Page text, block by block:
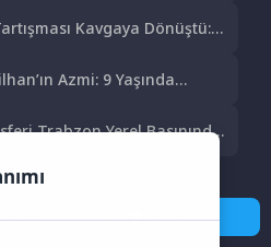
Kavgaya Dönüştü:
Azmi: 9 Yaşında
Trabzon Yerel Basınında:
Twitter